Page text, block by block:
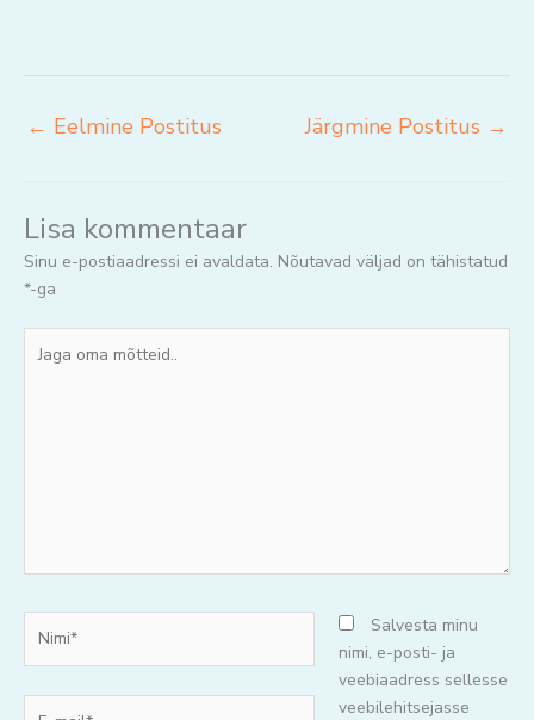
← Eelmine Postitus Järgmine Postitus →
Lisa kommentaar
Sinu e-postiaadressi ei avaldata. Nõutavad väljad on tähistatud
*-ga
oma
Salvesta minu
nimi, e-posti- ja
veebiaadress sellesse
veebilehitsejasse